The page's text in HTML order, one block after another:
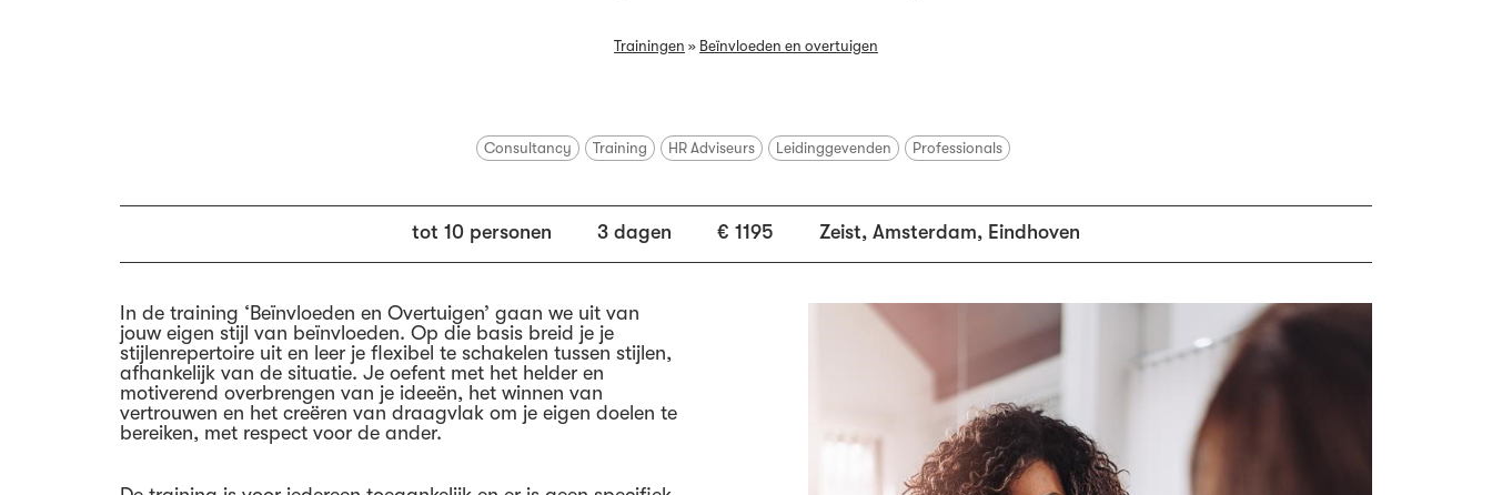
Trainingen » Beïnvloeden en overtuigen
Consultancy Training HR Adviseurs Leidinggevenden Professionals
tot 10 personen 3 dagen € 1195 Zeist, Amsterdam, Eindhoven
In de training ‘Beïnvloeden en Overtuigen’ gaan we uit van
jouw eigen stijl van beïnvloeden. Op die basis breid je je
stijlenrepertoire uit en leer je flexibel te schakelen tussen stijlen,
afhankelijk van de situatie. Je oefent met het helder en
motiverend overbrengen van je ideeën, het winnen van
vertrouwen en het creëren van draagvlak om je eigen doelen te
bereiken, met respect voor de ander.